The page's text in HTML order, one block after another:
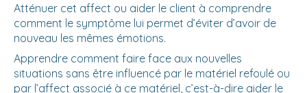
Atténuer cet affect ou aider le client à comprendre
comment le symptôme lui permet d’éviter d’avoir de
nouveau les mêmes émotions.
Apprendre comment faire face aux nouvelles
situations sans être influencé par le matériel refoulé ou
par l’affect associé à ce matériel, c’est-à-dire aider le